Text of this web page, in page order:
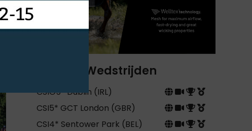
Wedstrijden
CSIO5* Dublin (IRL)
CSI5* GCT London (GBR)
CSI4* Sentower Park (BEL)